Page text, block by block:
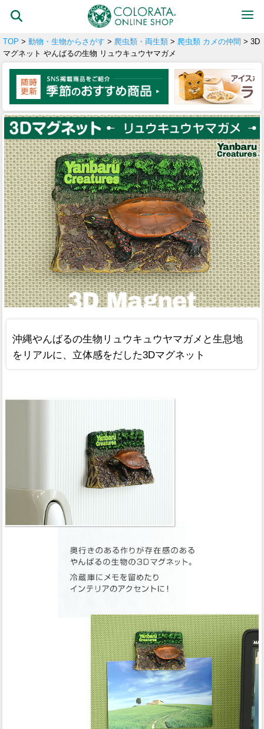
TOP > 動物・生物からさがす > 爬虫類・両生類 > 爬虫類 カメの仲間 > 3D
マグネット やんばるの生物 リュウキュウヤマガメ
沖縄やんばるの生物リュウキュウヤマガメと生息地
をリアルに、立体感をだした3Dマグネット